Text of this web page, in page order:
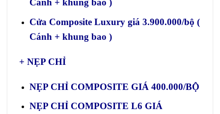
Cánh + khung bao )
Cửa Composite Luxury giá 3.900.000/bộ (
Cánh + khung bao )
+ NẸP CHỈ
NẸP CHỈ COMPOSITE GIÁ 400.000/BỘ
NẸP CHỈ COMPOSITE L6 GIÁ